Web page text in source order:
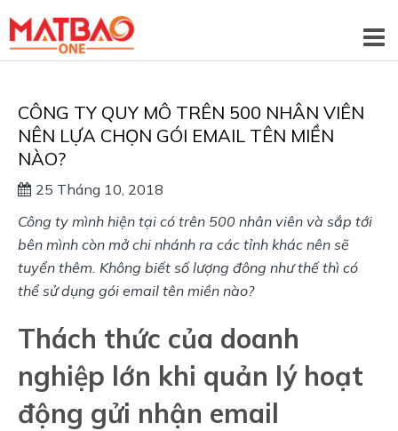
CÔNG TY QUY MÔ TRÊN 500 NHÂN VIÊN
NÊN LỰA CHỌN GÓI EMAIL TÊN MIỀN
NÀO?
25 Tháng 10, 2018
Công ty mình hiện tại có trên 500 nhân viên và sắp tới
bên mình còn mở chi nhánh ra các tỉnh khác nên sẽ
tuyển thêm. Không biết số lượng đông như thế thì có
thể sử dụng gói email tên miền nào?
Thách thức của doanh
nghiệp lớn khi quản lý hoạt
động gửi nhận email